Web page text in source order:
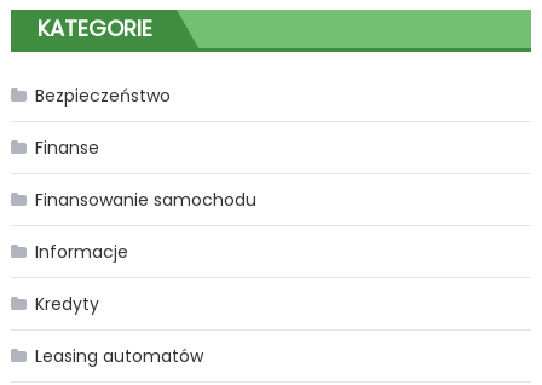
KATEGORIE
Bezpieczeństwo
Finanse
Finansowanie samochodu
Informacje
Kredyty
Leasing automatów